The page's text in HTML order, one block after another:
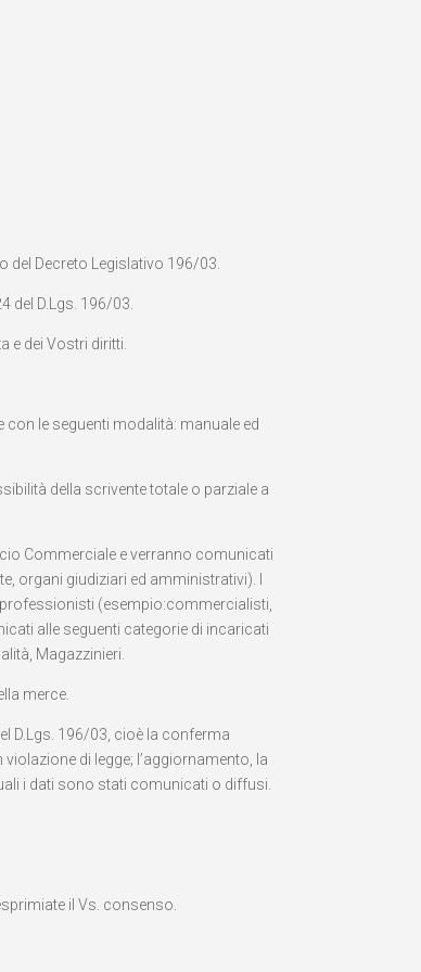
del Decreto Legislativo 196/03.
del D.Lgs. 196/03.
e dei Vostri diritti.
le seguenti modalità: manuale ed
della scrivente totale o parziale a
Commerciale e verranno comunicati
organi giudiziari ed amministrativi). I
(esempio:commercialisti,
alle seguenti categorie di incaricati
Magazzinieri.
merce.
D.Lgs. 196/03, cioè la conferma
di legge; l’aggiornamento, la
i dati sono stati comunicati o diffusi.
il Vs. consenso.